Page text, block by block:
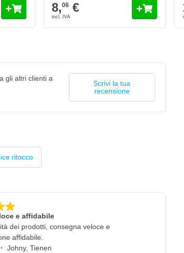
8,06 €
gli altri clienti a
Scrivi la tua
recensione
ritocco
e affidabile
dei prodotti, consegna veloce e
affidabile.
· Johny, Tienen